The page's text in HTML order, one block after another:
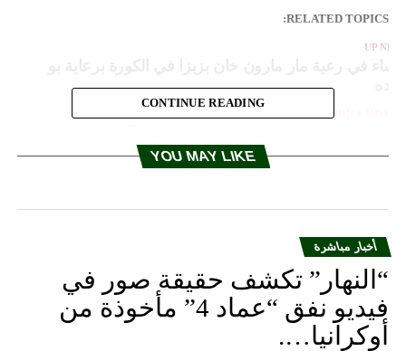
RELATED TOPICS:
UP
ظروفا تتجاوز التهديد باغلاق مضيق هرمز
CONTINUE READING
YOU MAY LIKE
أخبار مباشرة
“النهار” تكشف حقيقة صور في
فيديو نفق “عماد 4” مأخوذة من
أوكرانيا….